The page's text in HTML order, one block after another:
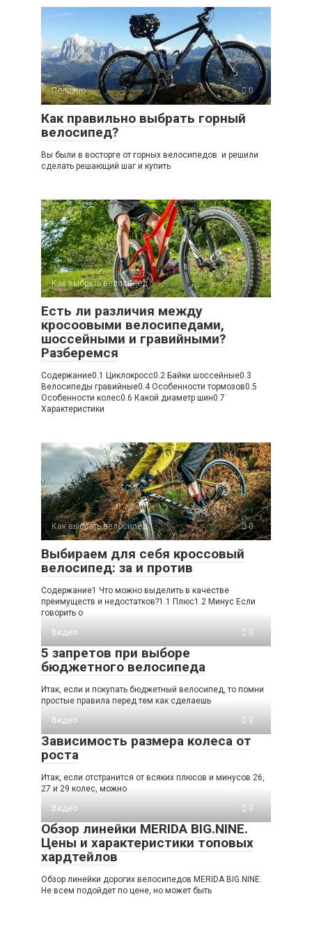
Полезно 0
Как правильно выбрать горный
велосипед?
Вы были в восторге от горных велосипедов и решили
сделать решающий шаг и купить
Как выбрать велосипед 0
Есть ли различия между
кросоовыми велосипедами,
шоссейными и гравийными?
Разберемся
Содержание0.1 Циклокросс0.2 Байки шоссейные0.3
Велосипеды гравийные0.4 Особенности тормозов0.5
Особенности колес0.6 Какой диаметр шин0.7
Характеристики
Как выбрать велосипед 0
Выбираем для себя кроссовый
велосипед: за и против
Содержание1 Что можно выделить в качестве
преимуществ и недостатков?1.1 Плюс1.2 Минус Если
говорить о
Видео
0
5 запретов при выборе
бюджетного велосипеда
Итак, если и покупать бюджетный велосипед, то помни
простые правила перед тем как сделаешь
Видео
0
Зависимость размера колеса от
роста
Итак, если отстранится от всяких плюсов и минусов 26,
27 и 29 колес, можно
Видео
0
Обзор линейки MERIDA BIG.NINE.
Цены и характеристики топовых
хардтейлов
Обзор линейки дорогих велосипедов MERIDA BIG.NINE.
Не всем подойдет по цене, но может быть